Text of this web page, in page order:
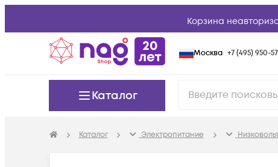
Корзина
Москва +7 (495) 950-
Каталог
Каталог Электропитание